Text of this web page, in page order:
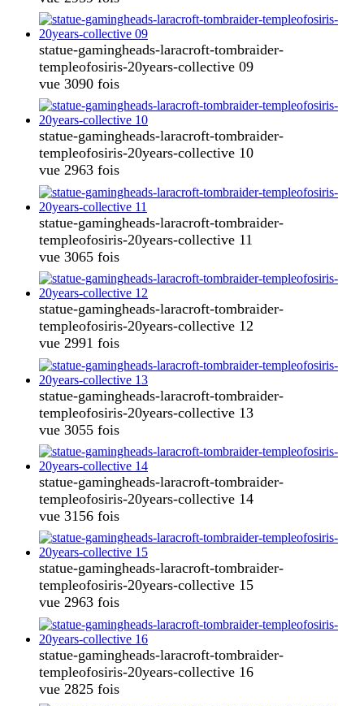
statue-gamingheads-laracroft-tombraider-
templeofosiris-20years-collective 09
vue 3090 fois
statue-gamingheads-laracroft-tombraider-
templeofosiris-20years-collective 10
vue 2963 fois
statue-gamingheads-laracroft-tombraider-
templeofosiris-20years-collective 11
vue 3065 fois
statue-gamingheads-laracroft-tombraider-
templeofosiris-20years-collective 12
vue 2991 fois
statue-gamingheads-laracroft-tombraider-
templeofosiris-20years-collective 13
vue 3055 fois
statue-gamingheads-laracroft-tombraider-
templeofosiris-20years-collective 14
vue 3156 fois
statue-gamingheads-laracroft-tombraider-
templeofosiris-20years-collective 15
vue 2963 fois
statue-gamingheads-laracroft-tombraider-
templeofosiris-20years-collective 16
vue 2825 fois